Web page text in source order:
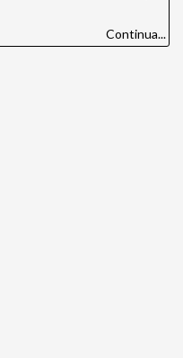
Continua...